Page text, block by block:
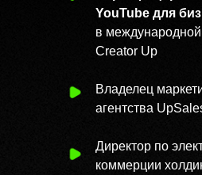
YouTube для
в
Creator Up
Владелец
агентства
Директор по
коммерции